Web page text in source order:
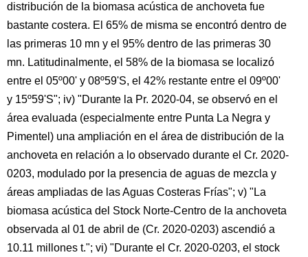
distribución de la biomasa acústica de anchoveta fue
bastante costera. El 65% de misma se encontró dentro de
las primeras 10 mn y el 95% dentro de las primeras 30
mn. Latitudinalmente, el 58% de la biomasa se localizó
entre el 05º00' y 08º59'S, el 42% restante entre el 09º00'
y 15º59'S"; iv) "Durante la Pr. 2020-04, se observó en el
área evaluada (especialmente entre Punta La Negra y
Pimentel) una ampliación en el área de distribución de la
anchoveta en relación a lo observado durante el Cr. 2020-
0203, modulado por la presencia de aguas de mezcla y
áreas ampliadas de las Aguas Costeras Frías"; v) "La
biomasa acústica del Stock Norte-Centro de la anchoveta
observada al 01 de abril de (Cr. 2020-0203) ascendió a
10.11 millones t."; vi) "Durante el Cr. 2020-0203, el stock